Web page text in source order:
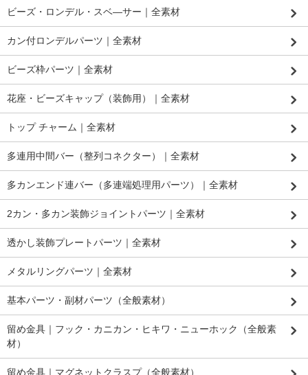
ビーズ・ロンデル・スベ―サー｜全素材
カン付ロンデルパーツ｜全素材
ビーズ枠パーツ｜全素材
花座・ビーズキャップ（装飾用）｜全素材
トップ チャーム｜全素材
多連用中間バー（整列コネクター）｜全素材
多カンエンド連バー（多連端処理用パーツ）｜全素材
2カン・多カン装飾ジョイントパーツ｜全素材
透かし装飾プレートパーツ｜全素材
メタルリングパーツ｜全素材
基本パーツ・副材パーツ（全般素材）
留め金具｜フック・カニカン・ヒキワ・ニューホック（全般素
材）
留め金具｜マグネットクラスプ（全般素材）